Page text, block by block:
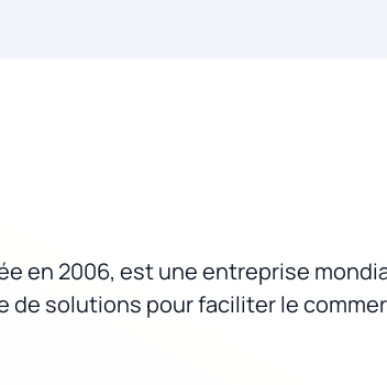
en 2006, est une entreprise
solutions pour faciliter le